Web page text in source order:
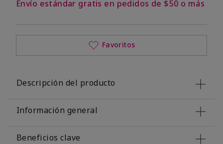
Envío estándar gratis en pedidos de $50 o más
Favoritos
Descripción del producto
Información general
Beneficios clave